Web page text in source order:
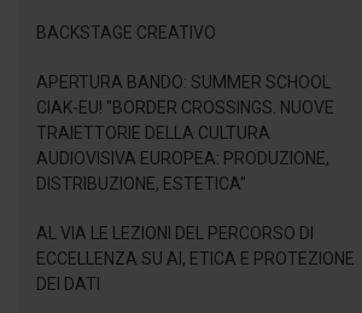
BACKSTAGE CREATIVO
APERTURA BANDO: SUMMER SCHOOL
CIAK-EU! "BORDER CROSSINGS. NUOVE
TRAIETTORIE DELLA CULTURA
AUDIOVISIVA EUROPEA: PRODUZIONE,
DISTRIBUZIONE, ESTETICA"
AL VIA LE LEZIONI DEL PERCORSO DI
ECCELLENZA SU AI, ETICA E PROTEZIONE
DEI DATI